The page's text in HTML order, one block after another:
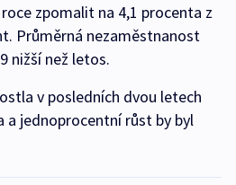
zpomalit na 4,1 procenta z
Průměrná nezaměstnanost
nižší než letos.
v posledních dvou letech
a jednoprocentní růst by byl